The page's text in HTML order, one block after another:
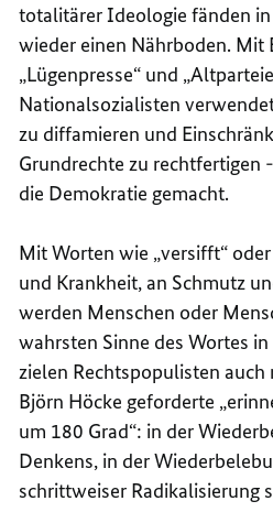
totalitärer Ideologie fänden
wieder einen Nährboden. Mit
„Lügenpresse“ und
Nationalsozialisten
zu diffamieren und
Grundrechte zu rechtfertigen
die Demokratie gemacht.
Mit Worten wie „versifft“
und Krankheit, an Schmutz
werden Menschen oder
wahrsten Sinne des Wortes
zielen Rechtspopulisten
Björn Höcke geforderte
um 180 Grad“: in der
Denkens, in der
schrittweiser Radikalisierung